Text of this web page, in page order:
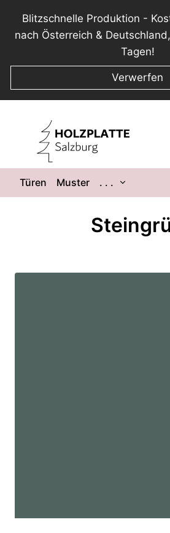
Blitzschnelle Produktion -
nach Österreich &
Tagen!
Verwerfen
springen
Türen Muster . . .